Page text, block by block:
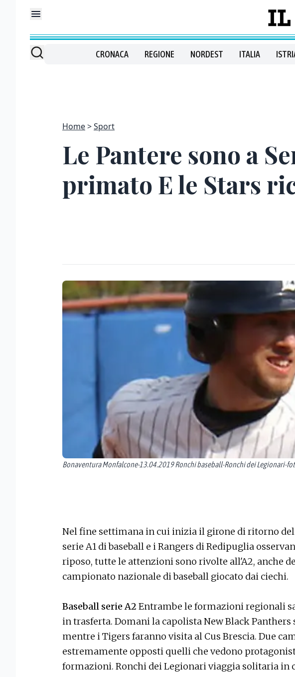
CRONACA REGIONE NORDEST ITALIA
Home Sport
Le Pantere sono a
primato E le Stars
Bonaventura Monfalcone-13.04.2019 Ronchi baseball-Ronchi dei Legionari-
Nel fine settimana in cui inizia il girone di ritorno
serie A1 di baseball e i Rangers di Redipuglia
riposo, tutte le attenzioni sono rivolte all'A2, anche
campionato nazionale di baseball giocato dai ciechi.
Baseball serie A2 Entrambe le formazioni regionali
in trasferta. Domani la capolista New Black Panthers
mentre i Tigers faranno visita al Cus Brescia. Due
estremamente opposti quelli che vedono
formazioni. Ronchi dei Legionari viaggia solitaria in